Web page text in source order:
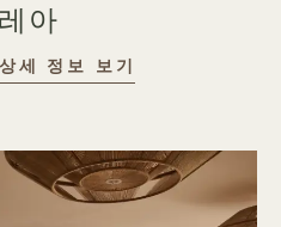
아
상세 정보 보기